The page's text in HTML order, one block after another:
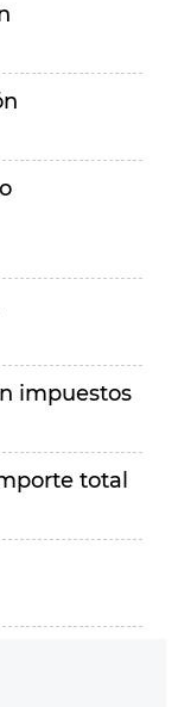
impuestos
total